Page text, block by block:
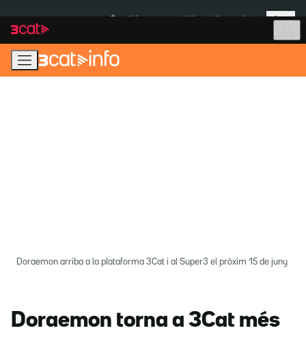
navegació
principal
contingut
Més
Doraemon arriba a la plataforma 3Cat i al Super3 el pròxim 15 de juny
Doraemon torna a 3Cat més